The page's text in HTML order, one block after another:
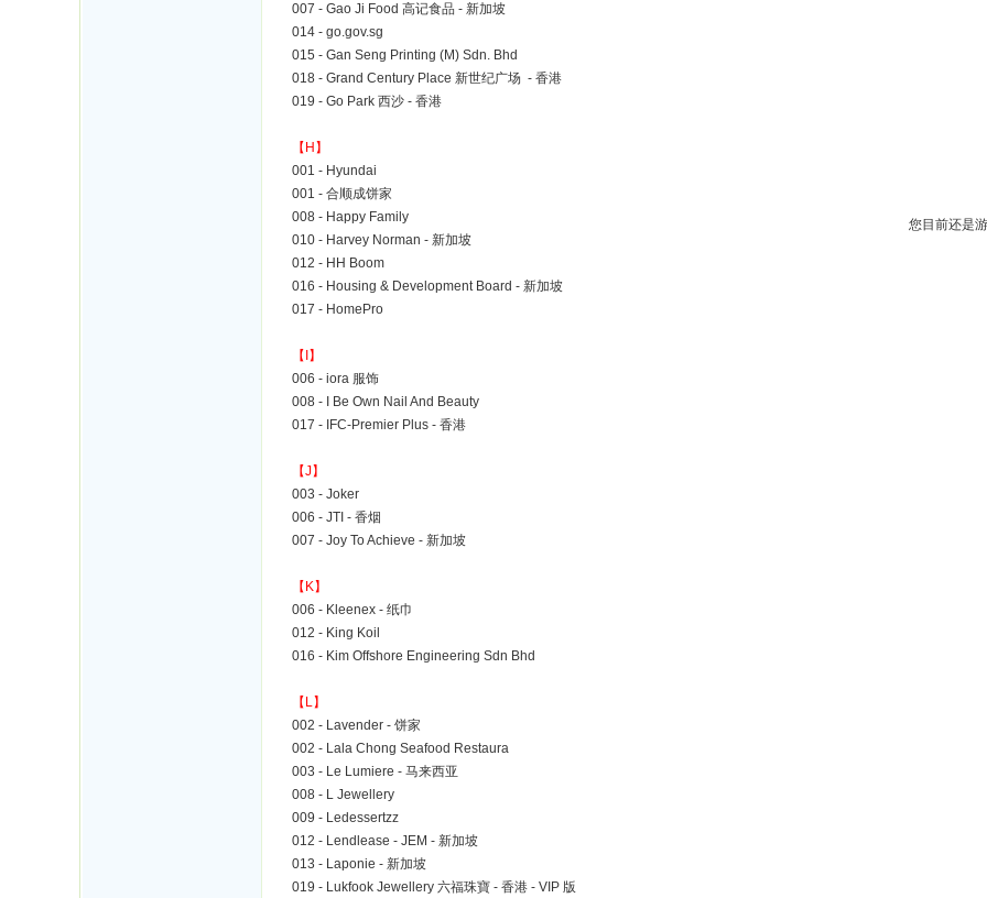
007 - Gao Ji Food 高记食品 - 新加坡
014 - go.gov.sg
015 - Gan Seng Printing (M) Sdn. Bhd
018 - Grand Century Place 新世纪广场 - 香港
019 - Go Park 西沙 - 香港
【H】
001 - Hyundai
001 - 合顺成饼家
008 - Happy Family
010 - Harvey Norman - 新加坡
012 - HH Boom
016 - Housing & Development Board - 新加坡
017 - HomePro
【I】
006 - iora 服饰
008 - I Be Own Nail And Beauty
017 - IFC-Premier Plus - 香港
【J】
003 - Joker
006 - JTI - 香烟
007 - Joy To Achieve - 新加坡
【K】
006 - Kleenex - 纸巾
012 - King Koil
016 - Kim Offshore Engineering Sdn Bhd
【L】
002 - Lavender - 饼家
002 - Lala Chong Seafood Restaura
003 - Le Lumiere - 马来西亚
008 - L Jewellery
009 - Ledessertzz
012 - Lendlease - JEM - 新加坡
013 - Laponie - 新加坡
019 - Lukfook Jewellery 六福珠寶 - 香港 - VIP 版
您目前还是